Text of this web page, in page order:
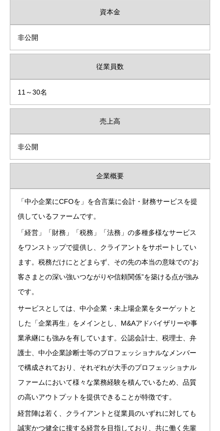
資本金
非公開
従業員数
11～30名
売上高
非公開
企業概要
「中小企業にCFOを」を合言葉に会計・財務サービスを提
供しているファームです。
「経営」「財務」「税務」「法務」の多種多様なサービス
をワンストップで提供し、クライアントをサポートしてい
ます。税務だけにとどまらず、その先の本当の意味での”お
客さまとの深い強いつながりや信頼関係”を築ける点が強み
です。
サービスとしては、中小企業・未上場企業をターゲットと
した「企業再生」をメインとし、M&Aアドバイザリーや事
業承継にも強みを有しています。公認会計士、税理士、弁
護士、中小企業診断士等のプロフェッショナルなメンバー
で構成されており、それぞれが大手のプロフェッショナル
ファームにおいて様々な業務経験を積んでいるため、品質
の高いアウトプットを提供できることが特徴です。
経営陣は若く、クライアントと従業員のいずれに対しても
誠実かつ健全に接する経営を目指しており、共に働く先輩